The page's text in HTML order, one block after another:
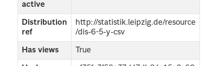
active
Distribution
ref
http://statistik.leipzig.de/resource
/dis-6-5-y-csv
Has views True